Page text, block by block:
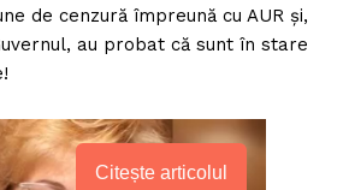
de cenzură împreună cu AUR și,
au probat că sunt în stare
Citește articolul